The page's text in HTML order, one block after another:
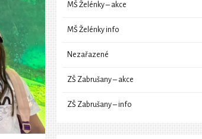
MŠ Želénky – akce
MŠ Želénky info
Nezařazené
ZŠ Zabrušany – akce
ZŠ Zabrušany – info